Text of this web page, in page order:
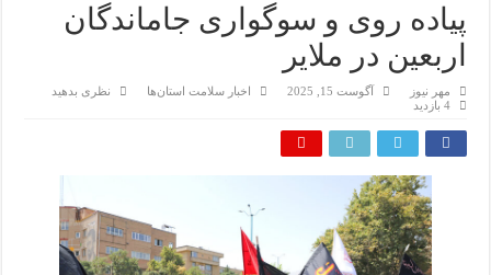
پیاده روی و سوگواری جاماندگان
اربعین در ملایر
مهر نیوز آگوست 15, 2025 اخبار سلامت استان‌ها
نظری بدهید
4 بازدید